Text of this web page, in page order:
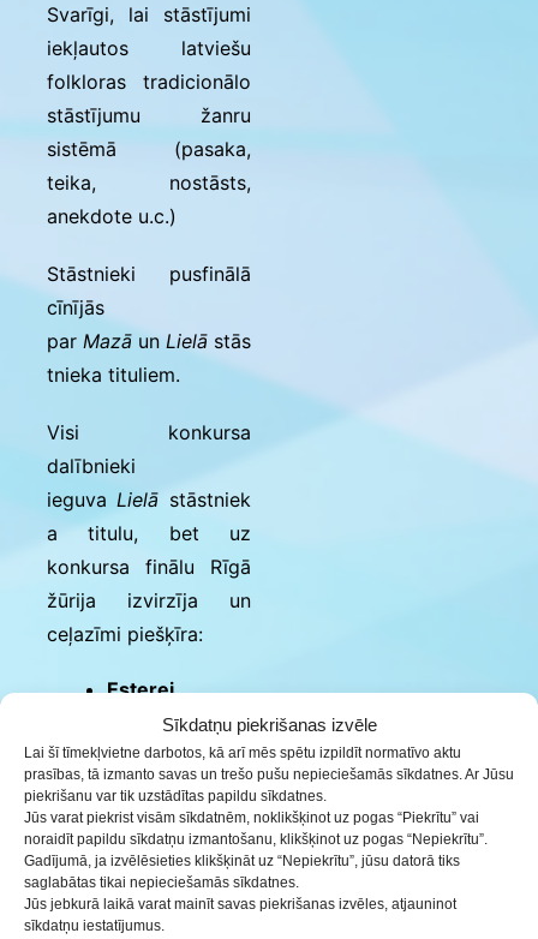
Sīkdatņu piekrišanas izvēle
Lai šī tīmekļvietne darbotos, kā arī mēs spētu izpildīt normatīvo aktu
prasības, tā izmanto savas un trešo pušu nepieciešamās sīkdatnes. Ar Jūsu
piekrišanu var tik uzstādītas papildu sīkdatnes.
Jūs varat piekrist visām sīkdatnēm, noklikšķinot uz pogas “Piekrītu” vai
noraidīt papildu sīkdatņu izmantošanu, klikšķinot uz pogas “Nepiekrītu”.
Gadījumā, ja izvēlēsieties klikšķināt uz “Nepiekrītu”, jūsu datorā tiks
saglabātas tikai nepieciešamās sīkdatnes.
Jūs jebkurā laikā varat mainīt savas piekrišanas izvēles, atjauninot
sīkdatņu iestatījumus.
Svarīgi, lai stāstījumi
iekļautos latviešu
folkloras tradicionālo
stāstījumu žanru
sistēmā (pasaka,
teika, nostāsts,
anekdote u.c.)
Stāstnieki pusfinālā
cīnījās
par Mazāun Lielāstās
tnieka tituliem.
Visi konkursa
dalībnieki
ieguva Lielā stāstniek
a titulu, bet uz
konkursa finālu Rīgā
žūrija izvirzīja un
ceļazīmi piešķīra:
Esterei
(jaunākā
grupa; Ezeres
pamatskola, sk.
Ruta Arne)
Hannai
Sirmajai(vidējā
grupa; Saldus